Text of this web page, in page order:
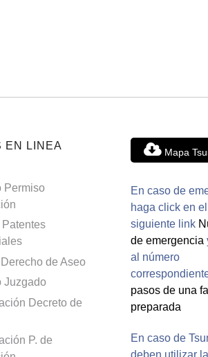
EN LINEA
Permiso
Patentes
de Aseo
Juzgado
Decreto de
P. de
Mapa
En caso de
haga click en el
siguiente link
de emergencia
al número
pasos de una
preparada
En caso de
deben utilizar